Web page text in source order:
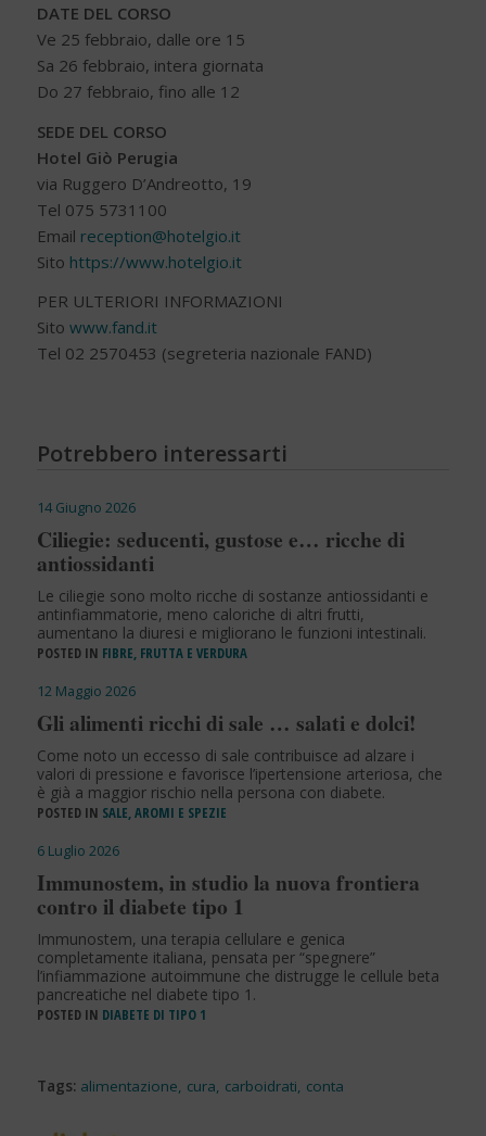
DATE DEL CORSO
Ve 25 febbraio, dalle ore 15
Sa 26 febbraio, intera giornata
Do 27 febbraio, fino alle 12
SEDE DEL CORSO
Hotel Giò Perugia
via Ruggero D’Andreotto, 19
Tel 075 5731100
Email reception@hotelgio.it
Sito https://www.hotelgio.it
PER ULTERIORI INFORMAZIONI
Sito www.fand.it
Tel 02 2570453 (segreteria nazionale FAND)
Potrebbero interessarti
14 Giugno 2026
Ciliegie: seducenti, gustose e… ricche di
antiossidanti
Le ciliegie sono molto ricche di sostanze antiossidanti e
antinfiammatorie, meno caloriche di altri frutti,
aumentano la diuresi e migliorano le funzioni intestinali.
POSTED IN FIBRE, FRUTTA E VERDURA
12 Maggio 2026
Gli alimenti ricchi di sale … salati e dolci!
Come noto un eccesso di sale contribuisce ad alzare i
valori di pressione e favorisce l’ipertensione arteriosa, che
è già a maggior rischio nella persona con diabete.
POSTED IN SALE, AROMI E SPEZIE
6 Luglio 2026
Immunostem, in studio la nuova frontiera
contro il diabete tipo 1
Immunostem, una terapia cellulare e genica
completamente italiana, pensata per “spegnere”
l’infiammazione autoimmune che distrugge le cellule beta
pancreatiche nel diabete tipo 1.
POSTED IN DIABETE DI TIPO 1
Tags: alimentazione, cura, carboidrati, conta